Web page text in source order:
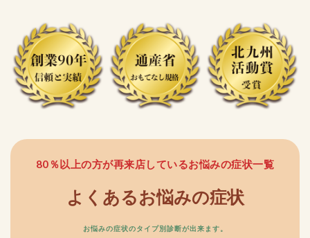
80％以上の方が再来店しているお悩みの症状一覧
よくあるお悩みの症状
お悩みの症状のタイプ別診断が出来ます。